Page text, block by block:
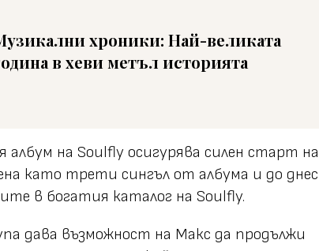
хроники: Най-великата
в хеви метъл историята
на Soulfly осигурява силен старт на
като трети сингъл от албума и до днес
в богатия каталог на Soulfly.
дава възможност на Макс да продължи